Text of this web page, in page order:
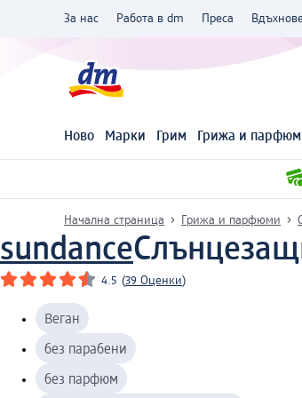
За нас Работа в dm Преса
Ново Марки Грим Грижа и
Начална страница Грижа и парфюми
sundance
4.5 (39 Оценки)
Веган
без парабени
без парфюм